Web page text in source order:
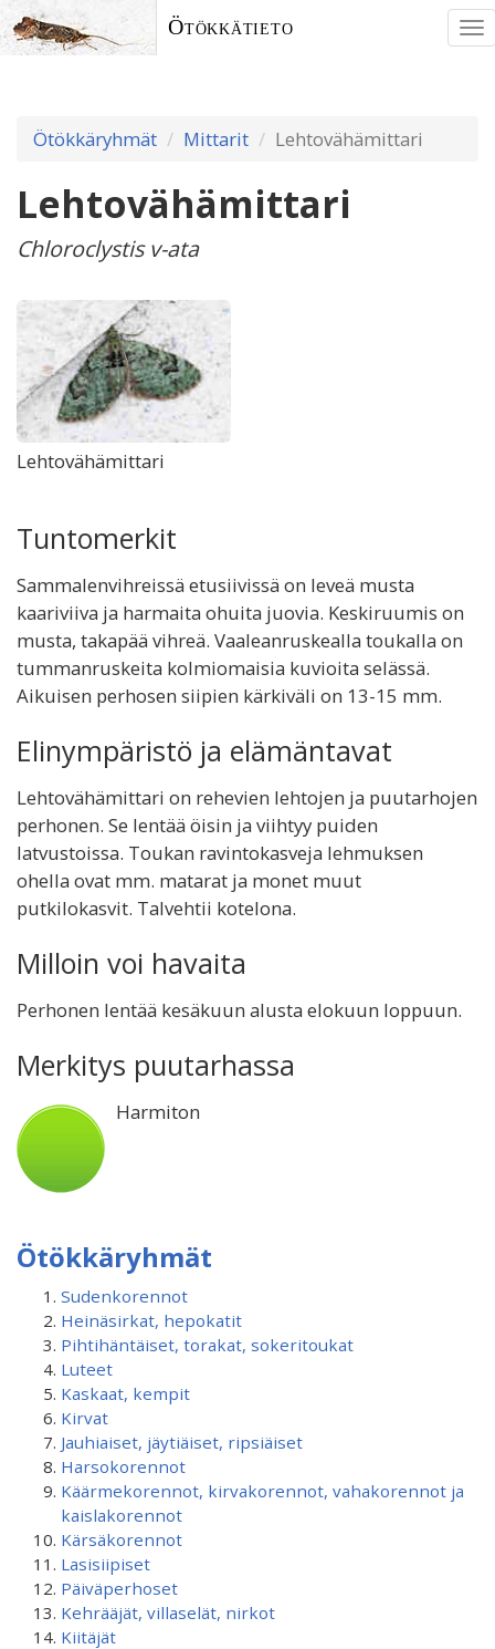
Ötökkätieto
Ötökkäryhmät Mittarit Lehtovähämittari
Lehtovähämittari
Chloroclystis v-ata
Lehtovähämittari
Tuntomerkit
Sammalenvihreissä etusiivissä on leveä musta
kaariviiva ja harmaita ohuita juovia. Keskiruumis on
musta, takapää vihreä. Vaaleanruskealla toukalla on
tummanruskeita kolmiomaisia kuvioita selässä.
Aikuisen perhosen siipien kärkiväli on 13-15 mm.
Elinympäristö ja elämäntavat
Lehtovähämittari on rehevien lehtojen ja puutarhojen
perhonen. Se lentää öisin ja viihtyy puiden
latvustoissa. Toukan ravintokasveja lehmuksen
ohella ovat mm. matarat ja monet muut
putkilokasvit. Talvehtii kotelona.
Milloin voi havaita
Perhonen lentää kesäkuun alusta elokuun loppuun.
Merkitys puutarhassa
Harmiton
Ötökkäryhmät
Sudenkorennot
Heinäsirkat, hepokatit
Pihtihäntäiset, torakat, sokeritoukat
Luteet
Kaskaat, kempit
Kirvat
Jauhiaiset, jäytiäiset, ripsiäiset
Harsokorennot
Käärmekorennot, kirvakorennot, vahakorennot ja
kaislakorennot
Kärsäkorennot
Lasisiipiset
Päiväperhoset
Kehrääjät, villaselät, nirkot
Kiitäjät